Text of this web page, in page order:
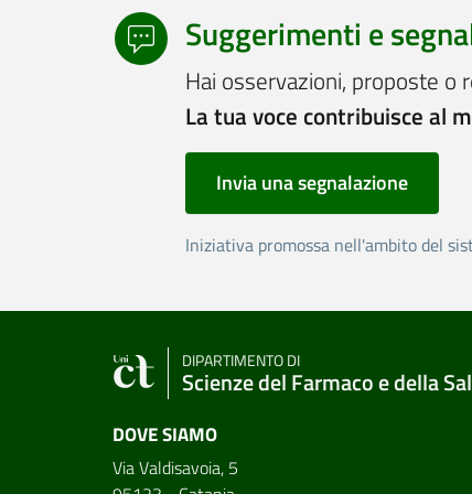
Suggerimenti e
Hai osservazioni, proposte o
La tua voce contribuisce al
Invia una segnalazione
Iniziativa promossa nell'ambito del
DIPARTIMENTO DI
Scienze del Farmaco e della
DOVE SIAMO
Via Valdisavoia, 5